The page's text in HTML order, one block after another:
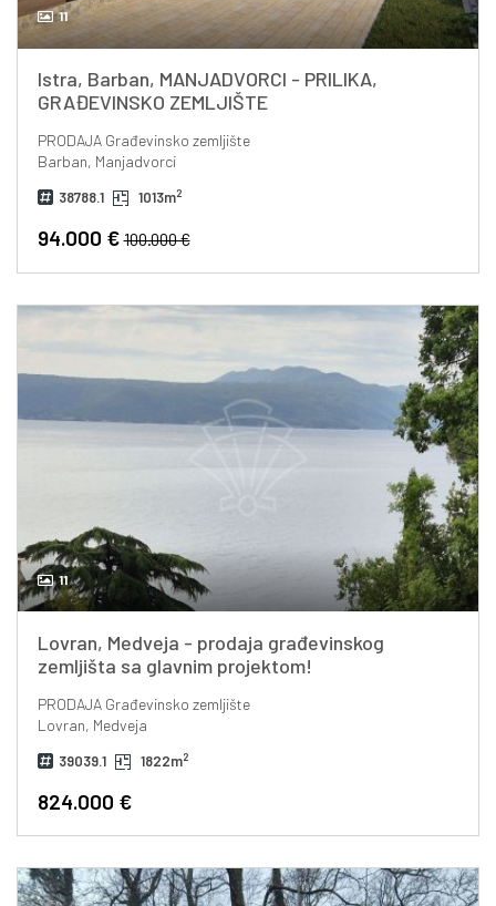
11
Istra, Barban, MANJADVORCI - PRILIKA,
GRAĐEVINSKO ZEMLJIŠTE
PRODAJAGrađevinsko zemljište
Barban, Manjadvorci
38788.1 1013m2
94.000 €100.000 €
11
Lovran, Medveja - prodaja građevinskog
zemljišta sa glavnim projektom!
PRODAJAGrađevinsko zemljište
Lovran, Medveja
39039.1 1822m2
824.000 €